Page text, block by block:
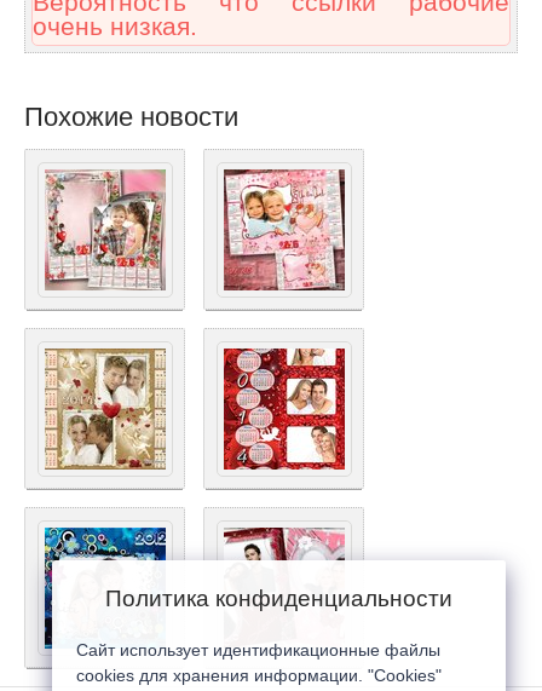
очень низкая.
Похожие новости
Политика конфиденциальности
Сайт использует идентификационные файлы
cookies для хранения информации. "Cookies"